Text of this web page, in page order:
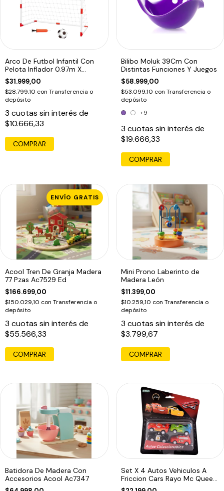
Arco De Futbol Infantil Con
Pelota Inflador 0.97m X
0.64m
$31.999,00
$28.799,10 con Transferencia o
depósito
3 cuotas sin interés de
$10.666,33
COMPRAR
Bilibo Moluk 39Cm Con
Distintas Funciones Y Juegos
$58.999,00
$53.099,10 con Transferencia o
depósito
+9
3 cuotas sin interés de
$19.666,33
COMPRAR
ENVÍO GRATIS
Acool Tren De Granja Madera
77 Pzas Ac7529 Ed
$166.699,00
$150.029,10 con Transferencia o
depósito
3 cuotas sin interés de
$55.566,33
Mini Prono Laberinto de
Madera León
$11.399,00
$10.259,10 con Transferencia o
depósito
3 cuotas sin interés de
$3.799,67
COMPRAR
Batidora De Madera Con
Accesorios Acool Ac7347
Set X 4 Autos Vehiculos A
Friccion Cars Rayo Mc Queen
Ed